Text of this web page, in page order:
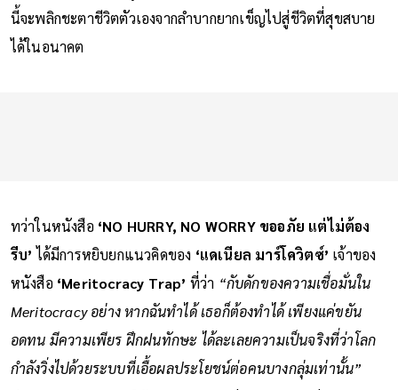
นี้จะพลิกชะตาชีวิตตัวเองจากลำบากยากเข็ญไปสู่ชีวิตที่สุขสบาย
ได้ในอนาคต
ทว่าในหนังสือ ‘NO HURRY, NO WORRY ขออภัย แต่ไม่ต้อง
รีบ’ ได้มีการหยิบยกแนวคิดของ ‘แดเนียล มาร์โควิตซ์’ เจ้าของ
หนังสือ ‘Meritocracy Trap’ ที่ว่า “กับดักของความเชื่อมั่นใน
Meritocracy อย่าง หากฉันทำได้ เธอก็ต้องทำได้ เพียงแค่ขยัน
อดทน มีความเพียร ฝึกฝนทักษะ ได้ละเลยความเป็นจริงที่ว่าโลก
กำลังวิ่งไปด้วยระบบที่เอื้อผลประโยชน์ต่อคนบางกลุ่มเท่านั้น”